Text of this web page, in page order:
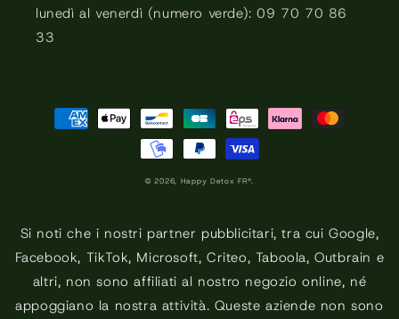
lunedì al venerdì (numero verde): 09 70 70 86
33
Metodi
© 2026, Happy Detox FR®.
Si noti che i nostri partner pubblicitari, tra cui Google,
Facebook, TikTok, Microsoft, Criteo, Taboola, Outbrain e
altri, non sono affiliati al nostro negozio online, né
appoggiano la nostra attività. Queste aziende non sono